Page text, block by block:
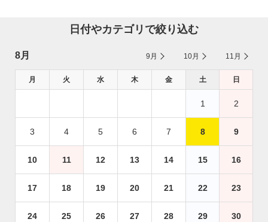
日付やカテゴリで絞り込む
8月 9月 10月 11月
月 火 水 木 金 土 日
1 2
3 4 5 6 7 8 9
10 11 12 13 14 15 16
17 18 19 20 21 22 23
24 25 26 27 28 29 30